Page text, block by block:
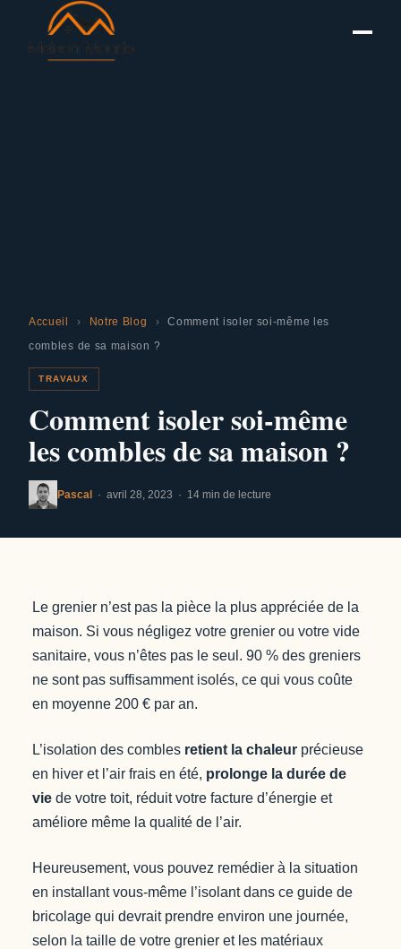
Accueil › Notre Blog › Comment isoler soi-même les
combles de sa maison ?
TRAVAUX
Comment isoler soi-même
les combles de sa maison ?
Pascal · avril 28, 2023 · 14 min de lecture
Le grenier n’est pas la pièce la plus appréciée de la
maison. Si vous négligez votre grenier ou votre vide
sanitaire, vous n’êtes pas le seul. 90 % des greniers
ne sont pas suffisamment isolés, ce qui vous coûte
en moyenne 200 € par an.
L’isolation des combles retient la chaleur précieuse
en hiver et l’air frais en été, prolonge la durée de
vie de votre toit, réduit votre facture d’énergie et
améliore même la qualité de l’air.
Heureusement, vous pouvez remédier à la situation
en installant vous-même l’isolant dans ce guide de
bricolage qui devrait prendre environ une journée,
selon la taille de votre grenier et les matériaux